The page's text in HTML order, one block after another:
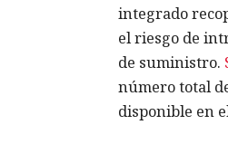
integrado
el riesgo de
de suministro.
número total
disponible en